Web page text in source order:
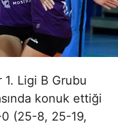
1. Ligi B Grubu
konuk ettiği
(25-8, 25-19,